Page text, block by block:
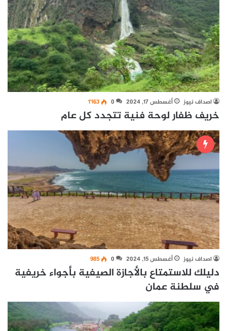
اصداف نيوز أغسطس 17, 2024 0 1٬163
خريف ظفار لوحة فنية تتجدد كل عام
اصداف نيوز أغسطس 15, 2024 0
985
دليلك للاستمتاع بالأجازة الصيفية بأجواء خريفية
في سلطنة عمان